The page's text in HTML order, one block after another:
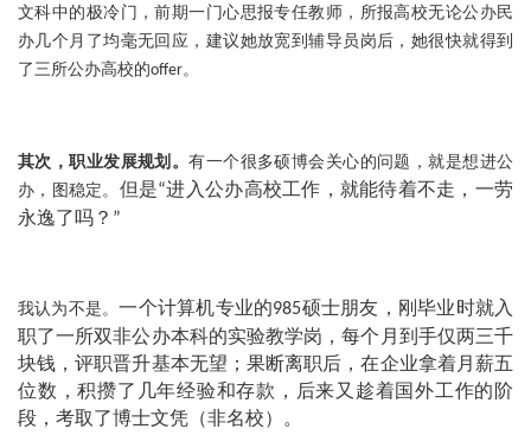
文科中的极冷门，前期一门心思报专任教师，所报高校无论公办民
办几个月了均毫无回应，建议她放宽到辅导员岗后，她很快就得到
了三所公办高校的offer。
其次，职业发展规划。有一个很多硕博会关心的问题，就是想进公
办，图稳定。 但是“进入公办高校工作，就能待着不走，一劳
永逸了吗？ ”
我认为不是。一个计算机专业的985硕士朋友，刚毕业时就入
职了一所双非公办本科的实验教学岗，每个月到手仅两三千
块钱，评职晋升基本无望；果断离职后，在企业拿着月薪五
位数，积攒了几年经验和存款，后来又趁着国外工作的阶
段，考取了博士文凭（非名校）。